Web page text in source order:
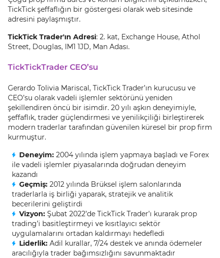
TickTick şeffaflığın bir göstergesi olarak web sitesinde
adresini paylaşmıştır.
TickTick Trader'ın Adresi: 2. kat, Exchange House, Athol
Street, Douglas, IM1 1JD, Man Adası.
TickTickTrader CEO’su
Gerardo Tolivia Mariscal, TickTick Trader’ın kurucusu ve
CEO’su olarak vadeli işlemler sektörünü yeniden
şekillendiren öncü bir isimdir. 20 yılı aşkın deneyimiyle,
şeffaflık, trader güçlendirmesi ve yenilikçiliği birleştirerek
modern traderlar tarafından güvenilen küresel bir prop firm
kurmuştur.
Deneyim: 2004 yılında işlem yapmaya başladı ve Forex
ile vadeli işlemler piyasalarında doğrudan deneyim
kazandı
Geçmiş: 2012 yılında Brüksel işlem salonlarında
traderlarla iş birliği yaparak, stratejik ve analitik
becerilerini geliştirdi
Vizyon: Şubat 2022’de TickTick Trader’ı kurarak prop
trading’i basitleştirmeyi ve kısıtlayıcı sektör
uygulamalarını ortadan kaldırmayı hedefledi
Liderlik: Adil kurallar, 7/24 destek ve anında ödemeler
aracılığıyla trader bağımsızlığını savunmaktadır